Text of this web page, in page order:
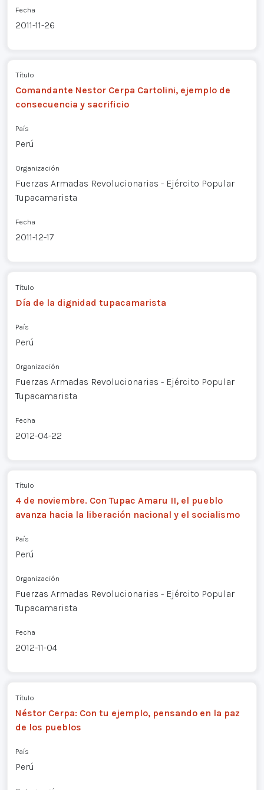
Fecha
2011-11-26
Título
Comandante Nestor Cerpa Cartolini, ejemplo de
consecuencia y sacrificio
País
Perú
Organización
Fuerzas Armadas Revolucionarias - Ejército Popular
Tupacamarista
Fecha
2011-12-17
Título
Día de la dignidad tupacamarista
País
Perú
Organización
Fuerzas Armadas Revolucionarias - Ejército Popular
Tupacamarista
Fecha
2012-04-22
Título
4 de noviembre. Con Tupac Amaru II, el pueblo
avanza hacia la liberación nacional y el socialismo
País
Perú
Organización
Fuerzas Armadas Revolucionarias - Ejército Popular
Tupacamarista
Fecha
2012-11-04
Título
Néstor Cerpa: Con tu ejemplo, pensando en la paz
de los pueblos
País
Perú